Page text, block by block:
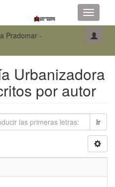
Toggle
Pradomar -
Urbanizadora
por autor
Ir